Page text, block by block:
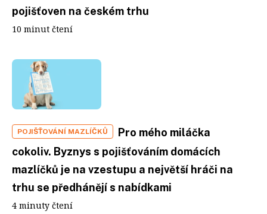
pojišťoven na českém trhu
10 minut čtení
POJIŠŤOVÁNÍ MAZLÍČKŮ
Pro mého miláčka
cokoliv. Byznys s pojišťováním domácích
mazlíčků je na vzestupu a největší hráči na
trhu se předhánějí s nabídkami
4 minuty čtení